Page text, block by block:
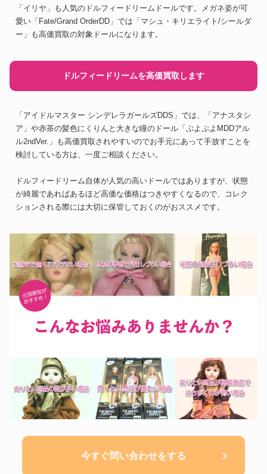
「イリヤ」も人気のドルフィードリームドールです。メガネ姿が可
愛い「Fate/Grand OrderDD」では「マシュ・キリエライト/シールダ
ー」も高価買取の対象ドールになります。
ドルフィードリームを高価買取します
「アイドルマスター シンデレラガールズDDS」では、「アナスタシ
ア」や赤茶の髪色にくりんと大きな瞳のドール「ぷよぷよMDDアル
ル2ndVer.」も高価買取されやすいのでお手元にあって手放すことを
検討している方は、一度ご相談ください。
ドルフィードリーム自体が人気の高いドールではありますが、状態
が綺麗であればあるほど高価な価格はつきやすくなるので、コレク
ションされる際には大切に保管しておくのがおススメです。
今すぐ問い合わせをする